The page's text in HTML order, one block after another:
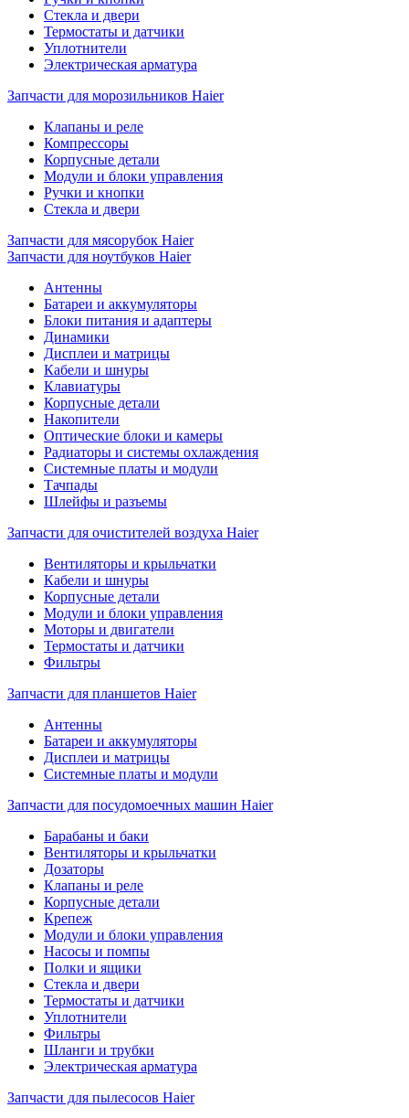
Стекла и двери
Термостаты и датчики
Уплотнители
Электрическая арматура
Запчасти для морозильников Haier
Клапаны и реле
Компрессоры
Корпусные детали
Модули и блоки управления
Ручки и кнопки
Стекла и двери
Запчасти для мясорубок Haier
Запчасти для ноутбуков Haier
Антенны
Батареи и аккумуляторы
Блоки питания и адаптеры
Динамики
Дисплеи и матрицы
Кабели и шнуры
Клавиатуры
Корпусные детали
Накопители
Оптические блоки и камеры
Радиаторы и системы охлаждения
Системные платы и модули
Тачпады
Шлейфы и разъемы
Запчасти для очистителей воздуха Haier
Вентиляторы и крыльчатки
Кабели и шнуры
Корпусные детали
Модули и блоки управления
Моторы и двигатели
Термостаты и датчики
Фильтры
Запчасти для планшетов Haier
Антенны
Батареи и аккумуляторы
Дисплеи и матрицы
Системные платы и модули
Запчасти для посудомоечных машин Haier
Барабаны и баки
Вентиляторы и крыльчатки
Дозаторы
Клапаны и реле
Корпусные детали
Крепеж
Модули и блоки управления
Насосы и помпы
Полки и ящики
Стекла и двери
Термостаты и датчики
Уплотнители
Фильтры
Шланги и трубки
Электрическая арматура
Запчасти для пылесосов Haier